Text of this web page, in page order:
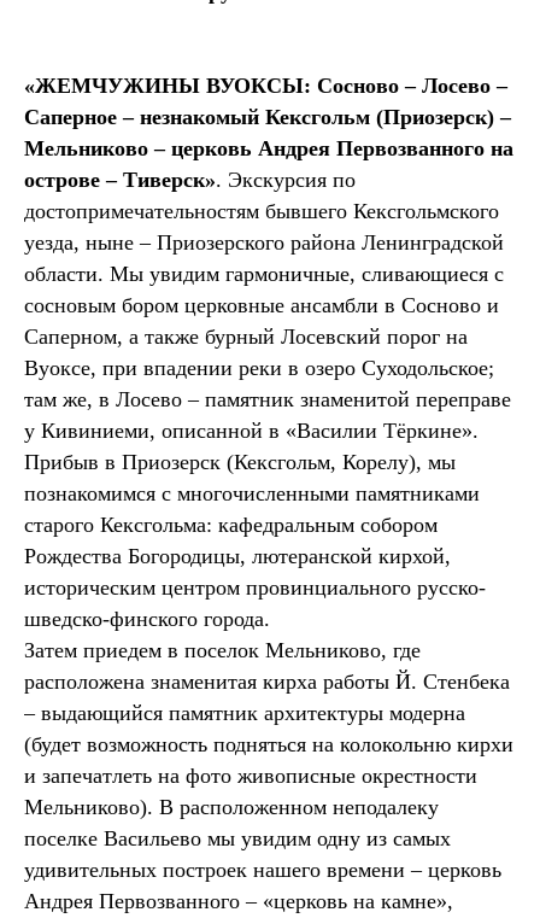
«ЖЕМЧУЖИНЫ ВУОКСЫ: Сосново – Лосево –
Саперное – незнакомый Кексгольм (Приозерск) –
Мельниково – церковь Андрея Первозванного на
острове – Тиверск». Экскурсия по
достопримечательностям бывшего Кексгольмского
уезда, ныне – Приозерского района Ленинградской
области. Мы увидим гармоничные, сливающиеся с
сосновым бором церковные ансамбли в Сосново и
Саперном, а также бурный Лосевский порог на
Вуоксе, при впадении реки в озеро Суходольское;
там же, в Лосево – памятник знаменитой переправе
у Кивиниеми, описанной в «Василии Тёркине».
Прибыв в Приозерск (Кексгольм, Корелу), мы
познакомимся с многочисленными памятниками
старого Кексгольма: кафедральным собором
Рождества Богородицы, лютеранской кирхой,
историческим центром провинциального русско-
шведско-финского города.
Затем приедем в поселок Мельниково, где
расположена знаменитая кирха работы Й. Стенбека
– выдающийся памятник архитектуры модерна
(будет возможность подняться на колокольню кирхи
и запечатлеть на фото живописные окрестности
Мельниково). В расположенном неподалеку
поселке Васильево мы увидим одну из самых
удивительных построек нашего времени – церковь
Андрея Первозванного – «церковь на камне»,